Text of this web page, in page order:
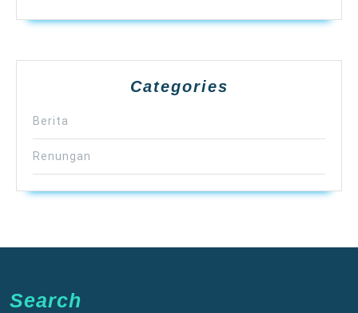
Categories
Berita
Renungan
Search